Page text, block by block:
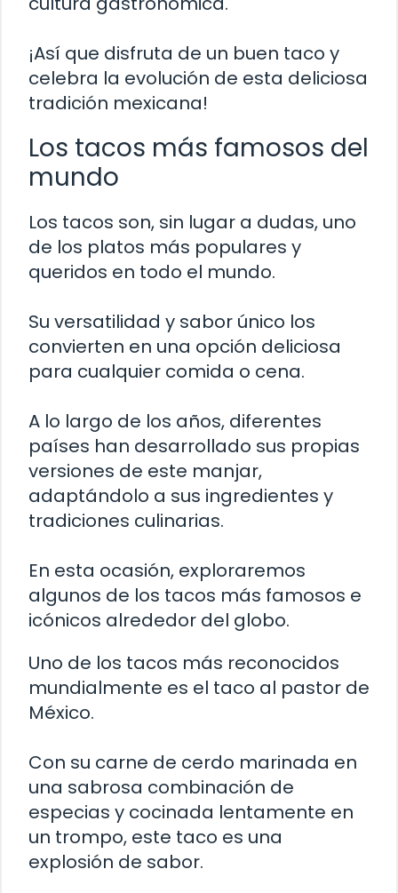
¡Así que disfruta de un buen taco y
celebra la evolución de esta deliciosa
tradición mexicana!
Los tacos más famosos del
mundo
Los tacos son, sin lugar a dudas, uno
de los platos más populares y
queridos en todo el mundo.
Su versatilidad y sabor único los
convierten en una opción deliciosa
para cualquier comida o cena.
A lo largo de los años, diferentes
países han desarrollado sus propias
versiones de este manjar,
adaptándolo a sus ingredientes y
tradiciones culinarias.
En esta ocasión, exploraremos
algunos de los tacos más famosos e
icónicos alrededor del globo.
Uno de los tacos más reconocidos
mundialmente es el taco al pastor de
México.
Con su carne de cerdo marinada en
una sabrosa combinación de
especias y cocinada lentamente en
un trompo, este taco es una
explosión de sabor.